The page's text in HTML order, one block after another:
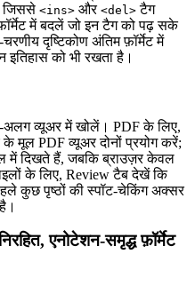
जिससे <ins> और <del> टैग
में बदलें जो इन टैग को पढ़ सके
दृष्टिकोण अंतिम फ़ॉर्मेट में
इतिहास को भी रखता है।
व्यूअर में खोलें। PDF के लिए,
मूल PDF व्यूअर दोनों प्रयोग करें;
में दिखते हैं, जबकि ब्राउज़र केवल
के लिए, Reviewटैब देखें कि
कुछ पृष्ठों की स्पॉट‑चेकिंग अक्सर
एनोटेशन‑समृद्ध फ़ॉर्मेट